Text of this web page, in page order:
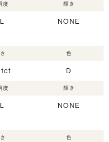
度 輝き
NONE
色
D
度 輝き
NONE
色